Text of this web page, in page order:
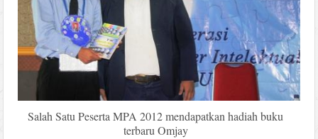
Salah Satu Peserta MPA 2012 mendapatkan hadiah buku
terbaru Omjay